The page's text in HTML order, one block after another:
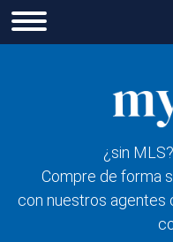
¿sin
Compre de forma
con nuestros agentes